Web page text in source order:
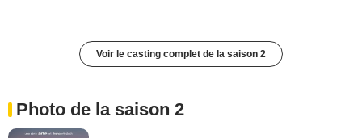
Voir le casting complet de la saison 2
Photo de la saison 2